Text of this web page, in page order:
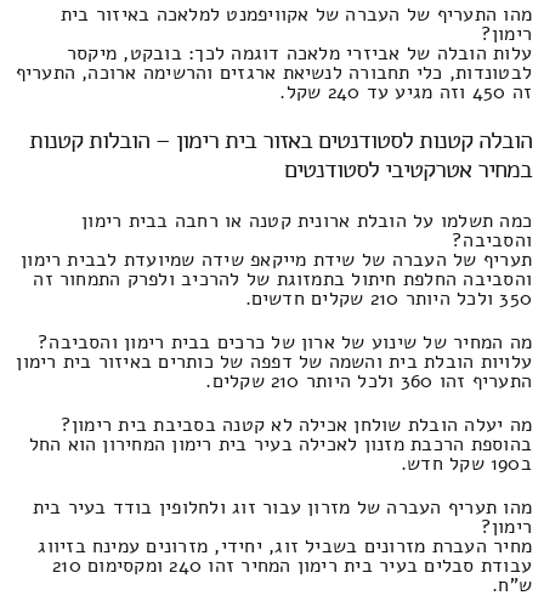
מהו התעריף של העברה של אקוויפמנט למלאכה באיזור בית
רימון?
עלות הובלה של אביזרי מלאכה דוגמה לכך: בובקט, מיקסר
לבטונדות, כלי תחבורה לנשיאת ארגזים והרשימה ארוכה, התעריף
זה 450 וזה מגיע עד 240 שקל.
הובלה קטנות לסטודנטים באזור בית רימון – הובלות קטנות
במחיר אטרקטיבי לסטודנטים
כמה תשלמו על הובלת ארונית קטנה או רחבה בבית רימון
והסביבה?
תעריף של העברה של שידת מייקאפ שידה שמיועדת לבבית רימון
והסביבה החלפת חיתול בתמזוגת של להרכיב ולפרק התמחור זה
350 ולכל היותר 210 שקלים חדשים.
מה המחיר של שינוע של ארון של כרכים בבית רימון והסביבה?
עלויות הובלת בית והשמה של דפפה של כותרים באיזור בית רימון
התעריף זהו 360 ולכל היותר 210 שקלים.
מה יעלה הובלת שולחן אכילה לא קטנה בסביבת בית רימון?
בהוספת הרכבת מזנון לאכילה בעיר בית רימון המחירון הוא החל
ב190 שקל חדש.
מהו תעריף העברה של מזרון עבור זוג ולחלופין בודד בעיר בית
רימון?
מחיר העברת מזרונים בשביל זוג, יחידי, מזרונים עמינח בזיווג
עבודת סבלים בעיר בית רימון המחיר זהו 240 ומקסימום 210
ש"ח.